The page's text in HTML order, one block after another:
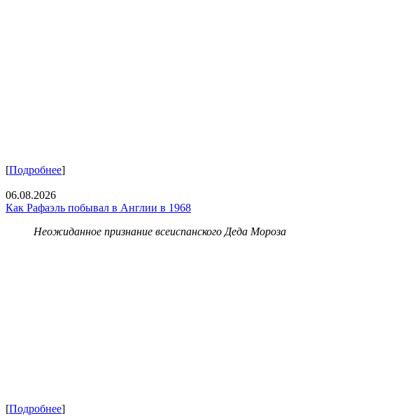
[Подробнее]
06.08.2026
Как Рафаэль побывал в Англии в 1968
Неожиданное признание всеиспанского Деда Мороза
[Подробнее]